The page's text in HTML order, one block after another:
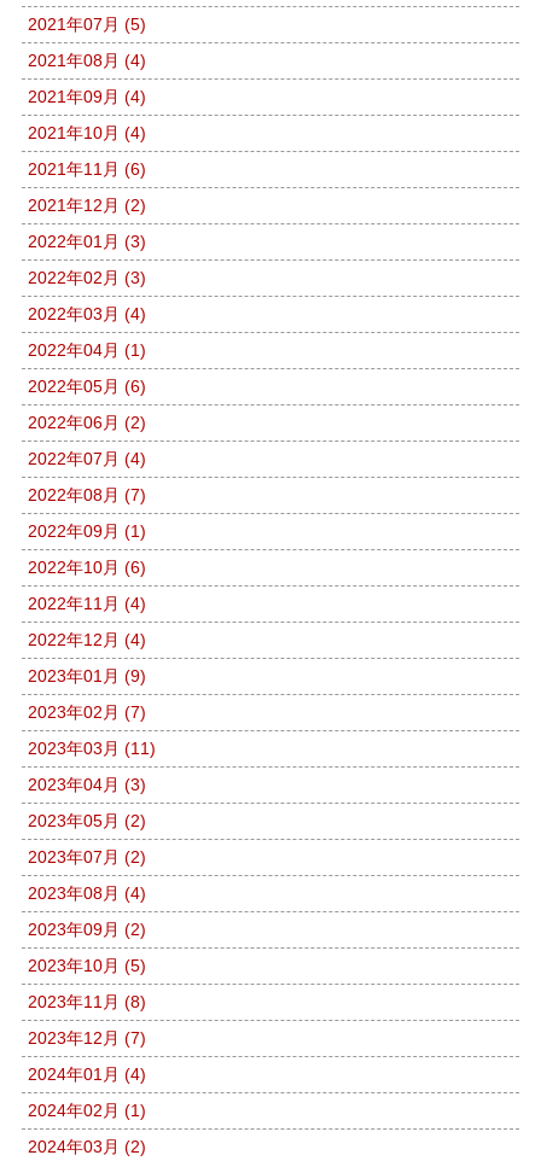
2021年07月 (5)
2021年08月 (4)
2021年09月 (4)
2021年10月 (4)
2021年11月 (6)
2021年12月 (2)
2022年01月 (3)
2022年02月 (3)
2022年03月 (4)
2022年04月 (1)
2022年05月 (6)
2022年06月 (2)
2022年07月 (4)
2022年08月 (7)
2022年09月 (1)
2022年10月 (6)
2022年11月 (4)
2022年12月 (4)
2023年01月 (9)
2023年02月 (7)
2023年03月 (11)
2023年04月 (3)
2023年05月 (2)
2023年07月 (2)
2023年08月 (4)
2023年09月 (2)
2023年10月 (5)
2023年11月 (8)
2023年12月 (7)
2024年01月 (4)
2024年02月 (1)
2024年03月 (2)